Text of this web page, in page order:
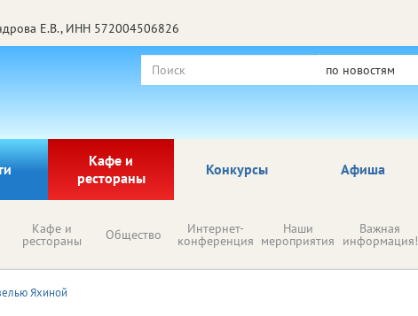
Е.В., ИНН 572004506826
по новостям
Кафе и
рестораны
Афиша
Конкурсы
Кафе и
рестораны Общество Интернет-
конференция
Наши
мероприятия
Важная
информация!
Яхиной